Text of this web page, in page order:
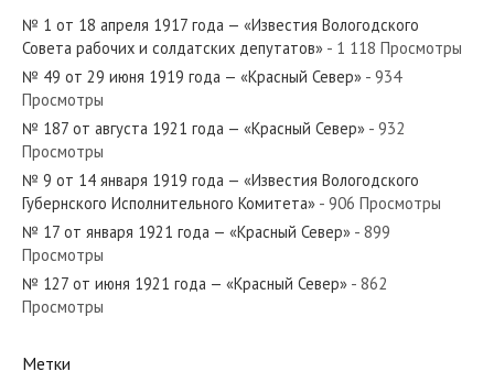
№ 1 от 18 апреля 1917 года — «Известия Вологодского
Совета рабочих и солдатских депутатов» - 1 118 Просмотры
№ 49 от 29 июня 1919 года — «Красный Север» - 934
Просмотры
№ 187 от августа 1921 года — «Красный Север» - 932
Просмотры
№ 9 от 14 января 1919 года — «Известия Вологодского
Губернского Исполнительного Комитета» - 906 Просмотры
№ 17 от января 1921 года — «Красный Север» - 899
Просмотры
№ 127 от июня 1921 года — «Красный Север» - 862
Просмотры
Метки